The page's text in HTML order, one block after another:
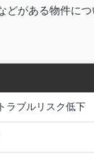
がある物件に
ラブルリスク低下